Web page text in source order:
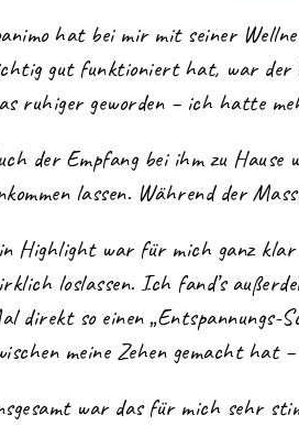
hat bei mir mit seiner
gut funktioniert hat, war der
ruhiger geworden – ich hatte
der Empfang bei ihm zu
lassen. Während der
Highlight war für mich ganz klar
loslassen. Ich fand’s
direkt so einen „Entspannungs-
meine Zehen gemacht hat
war das für mich sehr